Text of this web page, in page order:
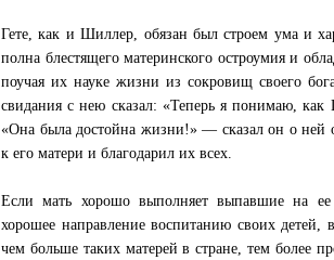
Гете, как и Шиллер, обязан был строем ума и
полна блестящего материнского остроумия и
поучая их науке жизни из сокровищ своего
свидания с нею сказал: «Теперь я понимаю, как
«Она была достойна жизни!» — сказал он о ней
к его матери и благодарил их всех.
Если мать хорошо выполняет выпавшие на
хорошее направление воспитанию своих детей,
чем больше таких матерей в стране, тем более